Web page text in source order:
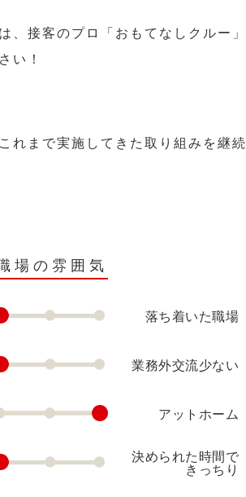
、接客のプロ「おもてなしクルー」
い！
れまで実施してきた取り組みを継続
場の雰囲気
落ち着いた職場
業務外交流少ない
アットホーム
決められた時間で
きっちり